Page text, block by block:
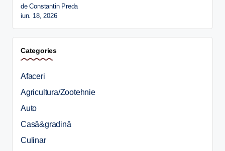
de Constantin Preda
iun. 18, 2026
Categories
Afaceri
Agricultura/Zootehnie
Auto
Casă&gradină
Culinar